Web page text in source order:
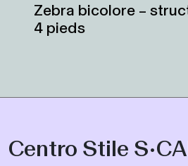
Zebra bicolore –
4 pieds
Centro Stile